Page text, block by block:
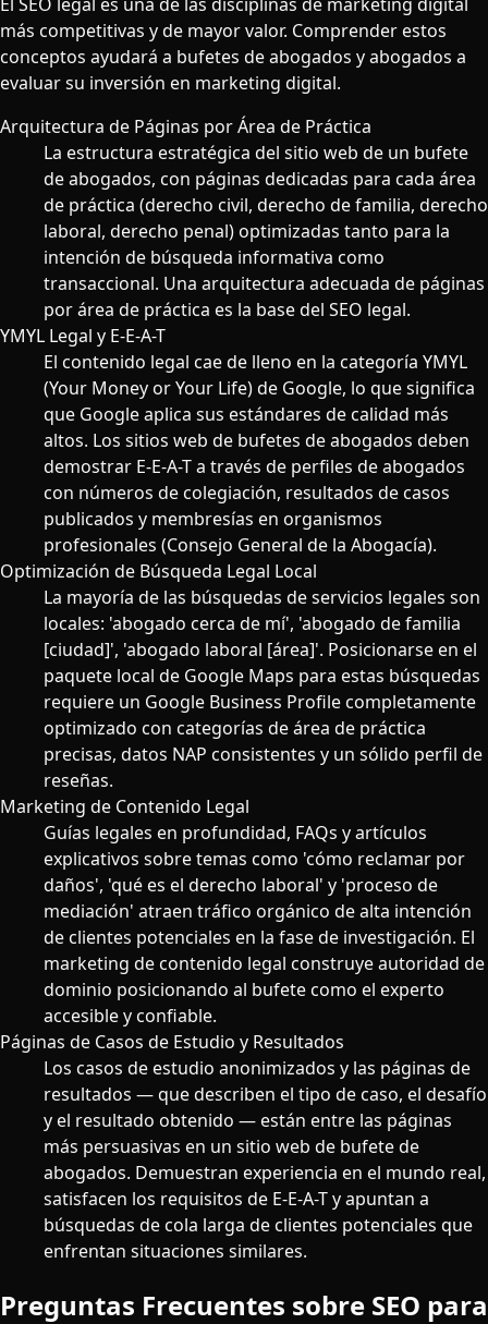
más competitivas y de mayor valor. Comprender estos
conceptos ayudará a bufetes de abogados y abogados a
evaluar su inversión en marketing digital.
Arquitectura de Páginas por Área de Práctica
La estructura estratégica del sitio web de un bufete
de abogados, con páginas dedicadas para cada área
de práctica (derecho civil, derecho de familia, derecho
laboral, derecho penal) optimizadas tanto para la
intención de búsqueda informativa como
transaccional. Una arquitectura adecuada de páginas
por área de práctica es la base del SEO legal.
YMYL Legal y E-E-A-T
El contenido legal cae de lleno en la categoría YMYL
(Your Money or Your Life) de Google, lo que significa
que Google aplica sus estándares de calidad más
altos. Los sitios web de bufetes de abogados deben
demostrar E-E-A-T a través de perfiles de abogados
con números de colegiación, resultados de casos
publicados y membresías en organismos
profesionales (Consejo General de la Abogacía).
Optimización de Búsqueda Legal Local
La mayoría de las búsquedas de servicios legales son
locales: 'abogado cerca de mí', 'abogado de familia
[ciudad]', 'abogado laboral [área]'. Posicionarse en el
paquete local de Google Maps para estas búsquedas
requiere un Google Business Profile completamente
optimizado con categorías de área de práctica
precisas, datos NAP consistentes y un sólido perfil de
reseñas.
Marketing de Contenido Legal
Guías legales en profundidad, FAQs y artículos
explicativos sobre temas como 'cómo reclamar por
daños', 'qué es el derecho laboral' y 'proceso de
mediación' atraen tráfico orgánico de alta intención
de clientes potenciales en la fase de investigación. El
marketing de contenido legal construye autoridad de
dominio posicionando al bufete como el experto
accesible y confiable.
Páginas de Casos de Estudio y Resultados
Los casos de estudio anonimizados y las páginas de
resultados — que describen el tipo de caso, el desafío
y el resultado obtenido — están entre las páginas
más persuasivas en un sitio web de bufete de
abogados. Demuestran experiencia en el mundo real,
satisfacen los requisitos de E-E-A-T y apuntan a
búsquedas de cola larga de clientes potenciales que
enfrentan situaciones similares.
Preguntas Frecuentes sobre SEO para